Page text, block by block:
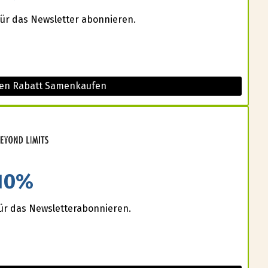
das Newsletter abonnieren.
Rabatt Samenkaufen
das Newsletterabonnieren.